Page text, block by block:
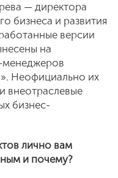
— директора
бизнеса и развития
версии
на
менеджеров
Неофициально их
внеотраслевые
бизнес-
лично вам
и почему?